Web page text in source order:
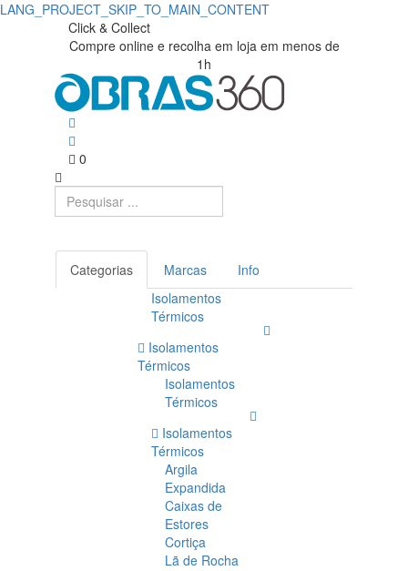
LANG_PROJECT_SKIP_TO_MAIN_CONTENT
Click & Collect
Compre online e recolha em loja em menos de
1h
0
Categorias Marcas
Info
Isolamentos
Térmicos
Isolamentos
Térmicos
Isolamentos
Térmicos
Isolamentos
Térmicos
Argila
Expandida
Caixas de
Estores
Cortiça
Lã de Rocha